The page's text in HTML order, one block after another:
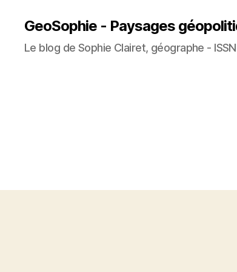
GeoSophie - Paysages
Le blog de Sophie Clairet, géographe -